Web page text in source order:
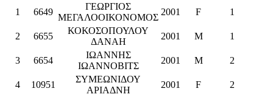
1 6649
ΓΕΩΡΓΙΟΣ
ΜΕΓΑΛΟΟΙΚΟΝΟΜΟΣ
2001 F 1
2 6655
ΚΟΚΟΣΟΠΟΥΛΟΥ
ΔΑΝΑΗ
2001 M 1
3 6654
ΙΩΑΝΝΗΣ
ΙΩΑΝΝΟΒΙΤΣ
2001 M 2
4 10951
ΣΥΜΕΩΝΙΔΟΥ
ΑΡΙΑΔΝΗ
2001 F 2